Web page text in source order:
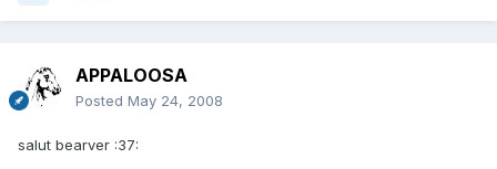
APPALOOSA
Posted May 24, 2008
salut bearver :37: